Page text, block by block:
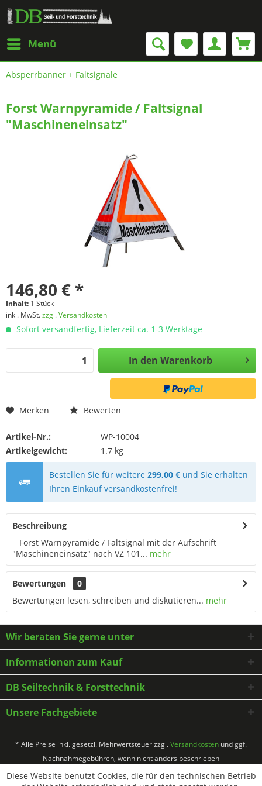
Menü
Absperrbanner + Faltsignale
Forst Warnpyramide / Faltsignal
"Maschineneinsatz"
146,80 € *
Inhalt: 1 Stück
inkl. MwSt.zzgl. Versandkosten
Sofort versandfertig, Lieferzeit ca. 1-3 Werktage
In den Warenkorb
Merken Bewerten
Artikel-Nr.:
WP-10004
Artikelgewicht:
1.7 kg
Bestellen Sie für weitere299,00 € und Sie erhalten
Ihren Einkauf versandkostenfrei!
Beschreibung
Forst Warnpyramide / Faltsignal mit der Aufschrift
"Maschineneinsatz" nach VZ 101... mehr
Bewertungen
0
Bewertungen lesen, schreiben und diskutieren... mehr
Wir beraten Sie gerne unter
Informationen zum Kauf
DB Seiltechnik & Forsttechnik
Unsere Fachgebiete
* Alle Preise inkl. gesetzl. Mehrwertsteuer zzgl.Versandkosten und ggf.
Nachnahmegebühren, wenn nicht anders beschrieben
Diese Website benutzt Cookies, die für den technischen Betrieb